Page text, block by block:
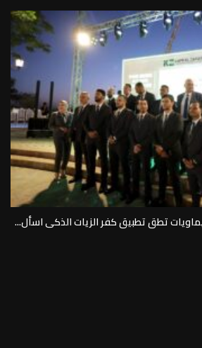
تطق تطبيق كفر الزيات الذكى اسأل...